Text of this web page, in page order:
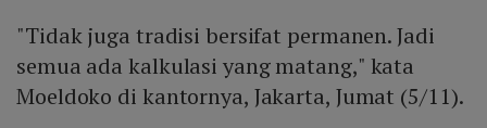
"Tidak juga tradisi bersifat permanen. Jadi
semua ada kalkulasi yang matang," kata
Moeldoko di kantornya, Jakarta, Jumat (5/11).